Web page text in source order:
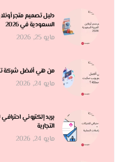
دليل تصميم متجر
السعودية في 2026
مايو 25, 2026
من هي أفضل شركة
مايو 24, 2026
بريد إلكتروني
التجارية
مايو 24, 2026